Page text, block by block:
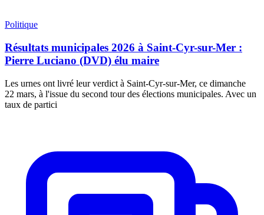
Politique
Résultats municipales 2026 à Saint-Cyr-sur-Mer :
Pierre Luciano (DVD) élu maire
Les urnes ont livré leur verdict à Saint-Cyr-sur-Mer, ce dimanche
22 mars, à l'issue du second tour des élections municipales. Avec un
taux de partici